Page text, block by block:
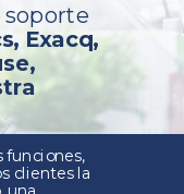
soporte
Exacq,
funciones,
clientes la